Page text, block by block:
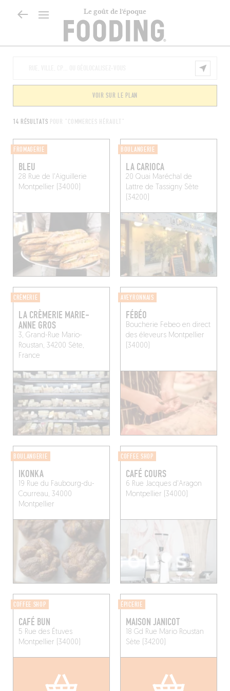
Le goût de l’époque
14 RÉSULTATS POUR "COMMERCES HÉRAULT"
VOIR SUR LE PLAN
FROMAGERIE
BLEU
28 Rue de l'Aiguillerie
Montpellier (34000)
BOULANGERIE
LA CARIOCA
20 Quai Maréchal de
Lattre de Tassigny Sète
(34200)
CRÈMERIE
LA CRÈMERIE MARIE-
ANNE GROS
3, Grand-Rue Mario-
Roustan, 34200 Sète,
France
AVEYRONNAIS
FÉBÉO
Boucherie Febeo en direct
des éleveurs Montpellier
(34000)
BOULANGERIE
IKONKA
19 Rue du Faubourg-du-
Courreau, 34000
Montpellier
COFFEE SHOP
CAFÉ COURS
6 Rue Jacques d'Aragon
Montpellier (34000)
COFFEE SHOP
CAFÉ BUN
5 Rue des Étuves
Montpellier (34000)
ÉPICERIE
MAISON JANICOT
18 Gd Rue Mario Roustan
Sète (34200)